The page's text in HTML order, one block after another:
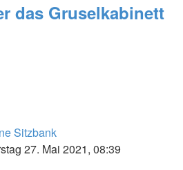
das Gruselkabinett
Sitzbank
27. Mai 2021, 08:39